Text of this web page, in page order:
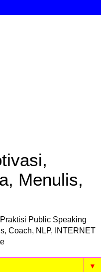
Menulis,
Public Speaking
Coach, NLP, INTERNET
▼